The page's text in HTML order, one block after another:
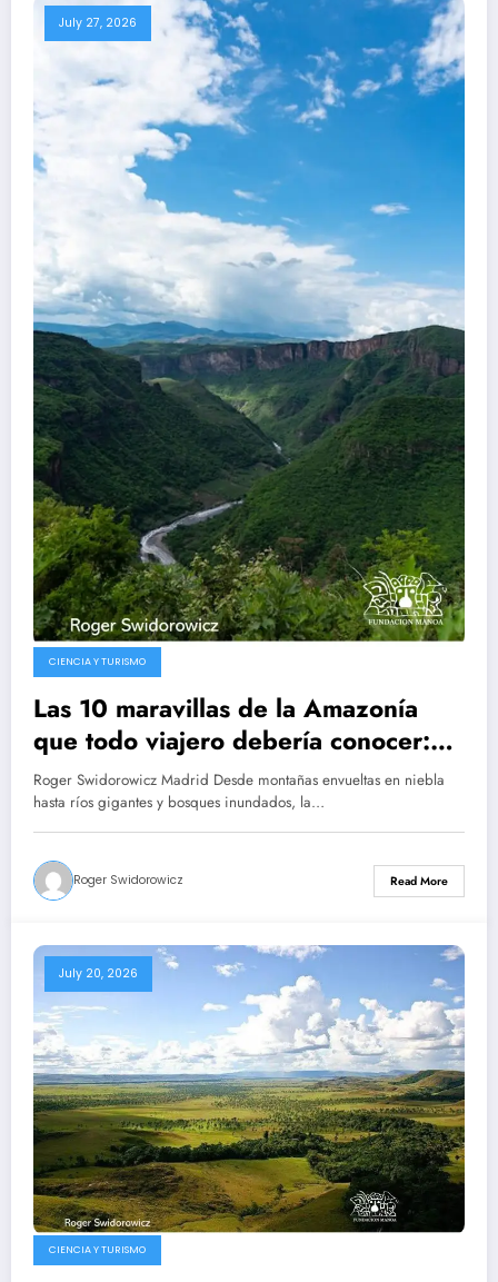
July 27, 2026
CIENCIA Y TURISMO
Las 10 maravillas de la Amazonía
que todo viajero debería conocer:
naturaleza, biodiversidad, y
aventura en el pulmón verde del
planeta
Roger Swidorowicz Madrid Desde montañas envueltas en niebla
hasta ríos gigantes y bosques inundados, la…
Roger Swidorowicz Read More
July 20, 2026
CIENCIA Y TURISMO